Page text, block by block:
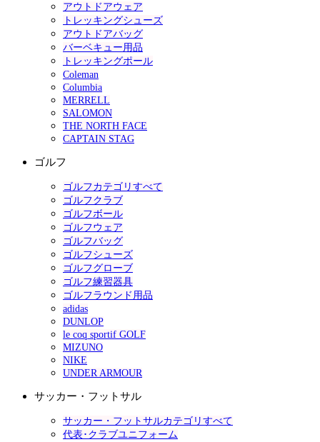
アウトドアウェア
トレッキングシューズ
アウトドアバッグ
バーベキュー用品
トレッキングポール
Coleman
Columbia
MERRELL
SALOMON
THE NORTH FACE
CAPTAIN STAG
ゴルフ
ゴルフカテゴリすべて
ゴルフクラブ
ゴルフボール
ゴルフウェア
ゴルフバッグ
ゴルフシューズ
ゴルフグローブ
ゴルフ練習器具
ゴルフラウンド用品
adidas
DUNLOP
le coq sportif GOLF
MIZUNO
NIKE
UNDER ARMOUR
サッカー・フットサル
サッカー・フットサルカテゴリすべて
代表･クラブユニフォーム